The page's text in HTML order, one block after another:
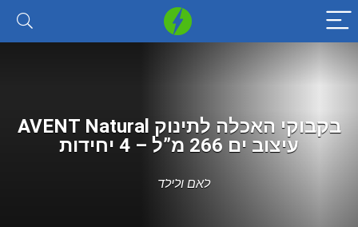
בקבוקי האכלה לתינוק AVENT Natural
עיצוב ים 266 מ”ל – 4 יחידות
לאם ולילד